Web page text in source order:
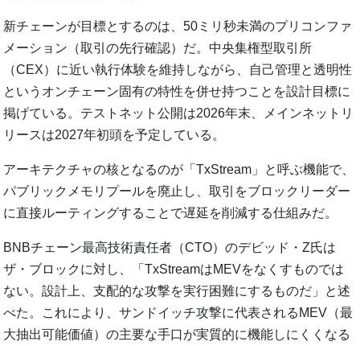
新チェーンが目標とするのは、50ミリ秒未満のプリコンファ
メーション（取引の先行確認）だ。中央集権型取引所
（CEX）に近い執行体験を維持しながら、自己管理と透明性
というオンチェーン固有の特性を併せ持つことを設計目標に
掲げている。テストネット公開は2026年末、メインネットリ
リースは2027年初頭を予定している。
アーキテクチャの核となるのが「TxStream」と呼ぶ機能で、
パブリックメモリプールを廃止し、取引をブロックリーダー
に直接ルーティングすることで遅延を削減する仕組みだ。
BNBチェーン最高技術責任者（CTO）のデビッド・Z氏は
ザ・ブロックに対し、「TxStreamはMEVをなくすものでは
ない。設計上、支配的な攻撃を実行困難にするものだ」と述
べた。これにより、サンドイッチ攻撃に代表されるMEV（最
大抽出可能価値）の主要な手口が実質的に機能しにくくなる